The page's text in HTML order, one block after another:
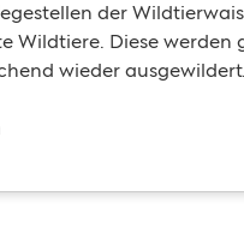
der
Wildtiere. Diese werden
wieder ausgewildert.